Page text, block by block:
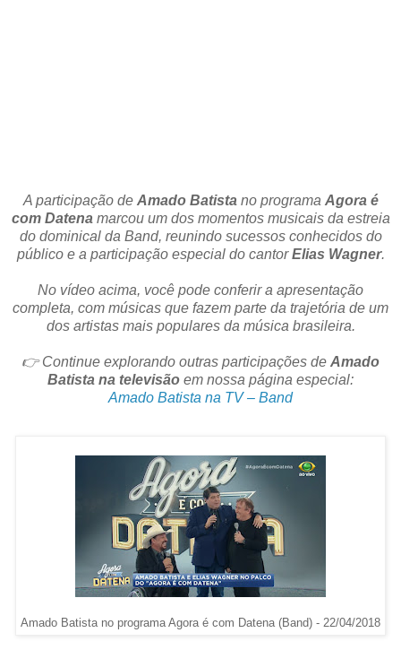
A participação de Amado Batistano programa Agora é
com Datenamarcou um dos momentos musicais da estreia
do dominical da Band, reunindo sucessos conhecidos do
público e a participação especial do cantorElias Wagner.
No vídeo acima, você pode conferir a apresentação
completa, com músicas que fazem parte da trajetória de um
dos artistas mais populares da música brasileira.
👉 Continue explorando outras participações de Amado
Batista na televisão em nossa página especial:
Amado Batista na TV – Band
Amado Batista no programa Agora é com Datena (Band) - 22/04/2018